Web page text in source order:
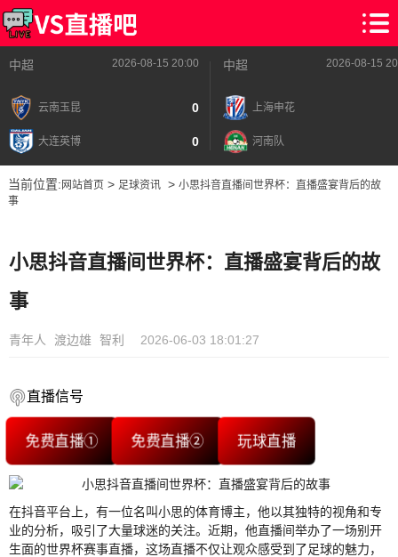
中超 2026-08-15 20:00
云南玉昆 0
大连英博 0
中超 2026-08-15
上海申花
河南队
当前位置: 网站首页> 足球资讯> 小思抖音直播间世界杯：直播盛宴背后的故
事
小思抖音直播间世界杯：直播盛宴背后的故
事
青年人 渡边雄 智利 2026-06-03 18:01:27
直播信号
免费直播① 免费直播② 玩球直播
在抖音平台上，有一位名叫小思的体育博主，他以其独特的视角和专
业的分析，吸引了大量球迷的关注。近期，他直播间举办了一场别开
生面的世界杯赛事直播，这场直播不仅让观众感受到了足球的魅力，